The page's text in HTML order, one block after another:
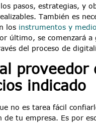
pasos, estrategias, y
También es
los instrumentos y
último, se comenzará a
del proceso de
proveedor
indicado
no es tarea fácil
de tu empresa. Es por